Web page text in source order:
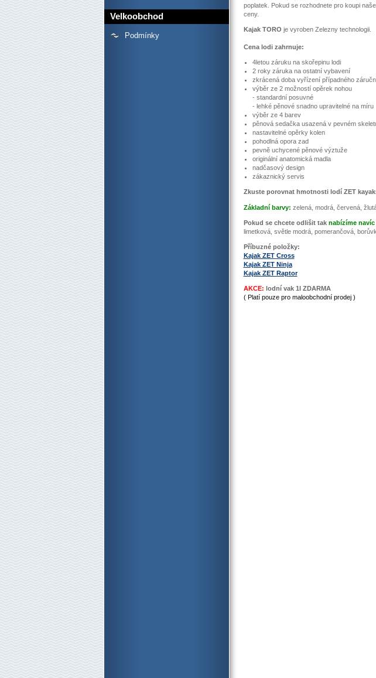
Velkoobchod
Podmínky
poplatek. Pokud se rozhodnete pro koupi
ceny.
Kajak TORO je vyroben Zelezny technologii.
Cena lodi zahrnuje:
4letou záruku na skořepinu lodi
2 roky záruka na ostatní vybavení
zkrácená doba vyřízení případného
výběr ze 2 možností opěrek nohou
- standardní posuvné
- lehké pěnové snadno upravitelné na míru
výběr ze 4 barev
pěnová sedačka usazená v pevném
nastavitelné opěrky kolen
pohodlná opora zad
pevně uchycené pěnové výztuže
originální anatomická madla
nadčasový design
zákaznický servis
Zkuste porovnat hmotnosti lodí ZET
Základní barvy: zelená, modrá, červená,
Pokud se chcete odlišit tak nabízíme navíc
limetková, světle modrá, pomerančová,
Příbuzné položky:
Kajak ZET Cross
Kajak ZET Ninja
Kajak ZET Raptor
AKCE: lodní vak 1l ZDARMA
( Platí pouze pro maloobchodní prodej )